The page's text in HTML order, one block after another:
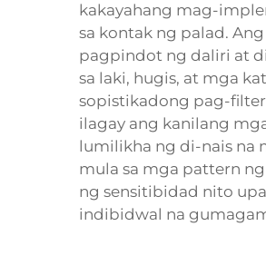
kakayahang mag-
sa kontak ng palad.
pagpindot ng daliri at
sa laki, hugis, at mga
sopistikadong pag-
ilagay ang kanilang
lumilikha ng di-nais na
mula sa mga pattern
ng sensitibidad nito
indibidwal na